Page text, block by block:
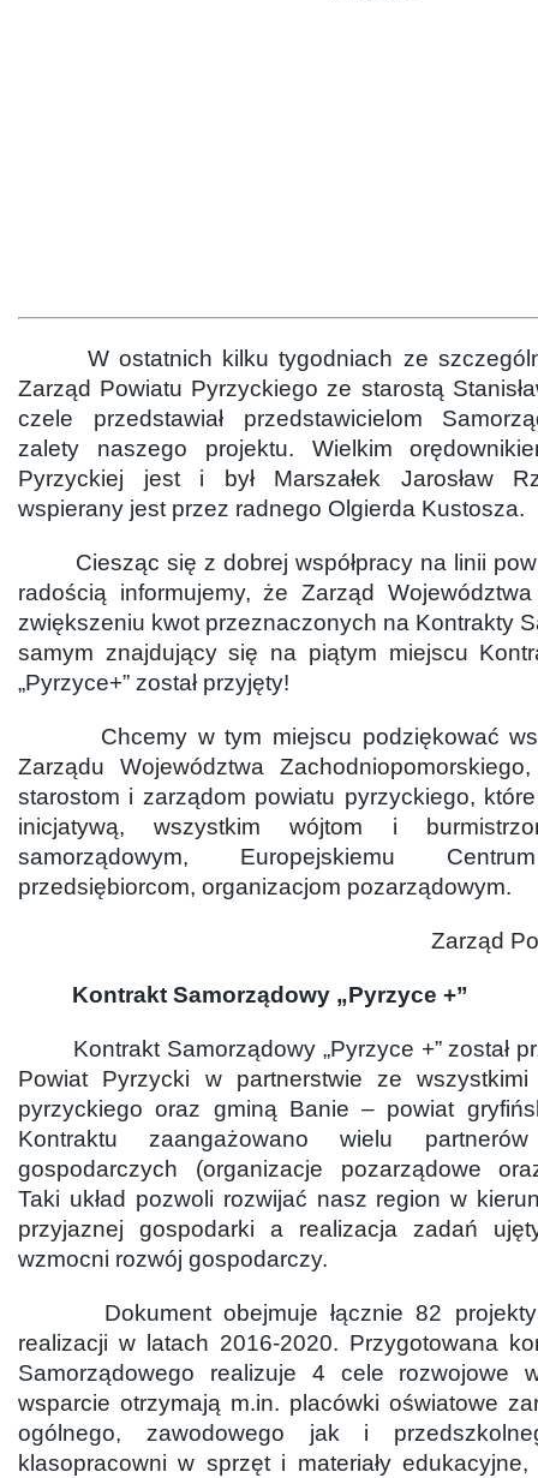
W ostatnich kilku tygodniach ze
Zarząd Powiatu Pyrzyckiego ze starostą
czele przedstawiał przedstawicielom
zalety naszego projektu. Wielkim
Pyrzyckiej jest i był Marszałek Jarosław
wspierany jest przez radnego Olgierda Kustosza.
Ciesząc się z dobrej współpracy na linii
radością informujemy, że Zarząd
zwiększeniu kwot przeznaczonych na Kontrakty
samym znajdujący się na piątym miejscu
„Pyrzyce+” został przyjęty!
Chcemy w tym miejscu podziękować
Zarządu Województwa
starostom i zarządom powiatu pyrzyckiego,
inicjatywą, wszystkim wójtom i
samorządowym, Europejskiemu
przedsiębiorcom, organizacjom pozarządowym.
Zarząd
Kontrakt Samorządowy „Pyrzyce +”
Kontrakt Samorządowy „Pyrzyce +” został
Powiat Pyrzycki w partnerstwie ze
pyrzyckiego oraz gminą Banie – powiat
Kontraktu zaangażowano wielu
gospodarczych (organizacje pozarządowe
Taki układ pozwoli rozwijać nasz region w
przyjaznej gospodarki a realizacja zadań
wzmocni rozwój gospodarczy.
Dokument obejmuje łącznie 82 projekty
realizacji w latach 2016-2020. Przygotowana
Samorządowego realizuje 4 cele rozwojowe
wsparcie otrzymają m.in. placówki oświatowe
ogólnego, zawodowego jak i
klasopracowni w sprzęt i materiały